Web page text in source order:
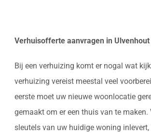
Verhuisofferte aanvragen in Ulvenhout
Bij een verhuizing komt er nogal wat
verhuizing vereist meestal veel
eerste moet uw nieuwe woonlocatie
gemaakt om er een thuis van te maken.
sleutels van uw huidige woning inlevert,